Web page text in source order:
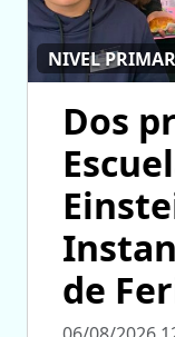
NIVEL
Dos
de